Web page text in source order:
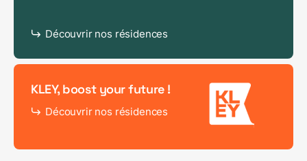
Découvrir nos résidences
KLEY, boost your future !
Découvrir nos résidences